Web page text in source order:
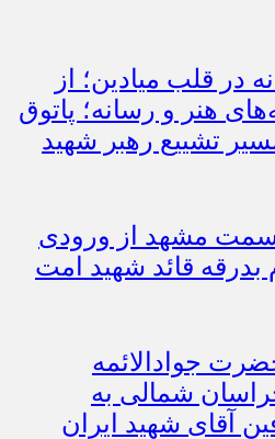
در قلب میادین؛ از
هنر و رسانه؛ پاتوق
تشییع رهبر شهید
سمت مشهد از ورودی
بدرقه قائد شهید امت
جوادالائمه
شمالی به
آقای شهید ایران